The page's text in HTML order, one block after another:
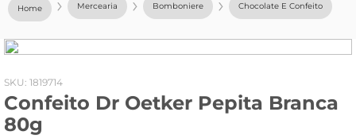
Mercearia Bomboniere Chocolate E Confeito
: 1819714
Confeito Dr Oetker Pepita Branca
80g
geladeira
fogao
café
cerveja